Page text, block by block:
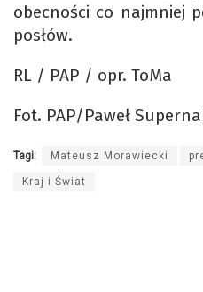
obecności co najmniej
posłów.
RL / PAP / opr. ToMa
Fot. PAP/Paweł
Tagi: Mateusz Morawiecki
Kraj i Świat